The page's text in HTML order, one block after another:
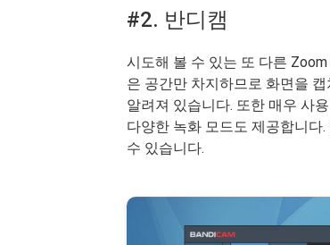
#2. 반디캠
시도해 볼 수 있는 또 다른
은 공간만 차지하므로 화면을
알려져 있습니다. 또한 매우 사
다양한 녹화 모드도 제공합니다
수 있습니다.